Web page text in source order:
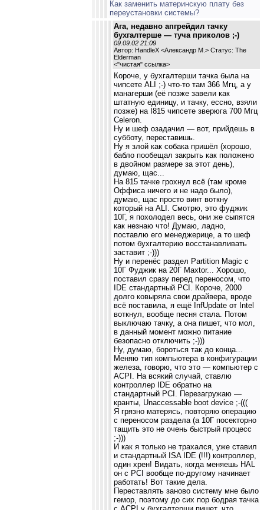
Как заменить материнскую плату без
переустановки системы?
Ага, недавно апгрейдил тачку
бухгалтерше — туча приколов ;-)
09.09.02 21:09
Автор: HandleX <Александр М.> Статус: The
Elderman
<"чистая" ссылка>
Короче, у бухгалтерши тачка была на
чипсете ALI ;-) что-то там 366 Мгц, а у
манагерши (её позже завели как
штатную единицу, и тачку, ессно, взяли
позже) на I815 чипсете зверюга 700 Мгц
Celeron.
Ну и шеф озадачил — вот, прийдешь в
субботу, переставишь.
Ну я злой как собака пришёл (хорошо,
бабло пообещал закрыть как положено
в двойном размере за этот день),
думаю, щас...
На 815 тачке грохнул всё (там кроме
Оффиса ничего и не надо было),
думаю, щас просто винт воткну
который на ALI. Смотрю, это фуджик
10Г, я похолодел весь, они же сыпятся
как незнаю что! Думаю, ладно,
поставлю его менеджерице, а то шеф
потом бухгалтерию восстанавливать
заставит ;-)))
Ну и перенёс раздел Partition Magic с
10Г Фуджик на 20Г Maxtor... Хорошо,
поставил сразу перед переносом, что
IDE стандартный PCI. Короче, 2000
долго ковыряла свои драйвера, вроде
всё поставила, я ещё InfUpdate от Intel
воткнул, вообще песня стала. Потом
выключаю тачку, а она пишет, что мол,
в данный момент можно питание
безопасно отключить ;-)))
Ну, думаю, бороться так до конца...
Меняю тип компьютера в конфигурации
железа, говорю, что это — компьютер с
ACPI. На всякий случай, ставлю
контроллер IDE обратно на
стандартный PCI. Перезагружаю —
кранты, Unaccessable boot device ;-(((
Я грязно матерясь, повторяю операцию
с переносом раздела (а 10Г посекторно
тащить это не очень быстрый процесс
;-)))
И как я только не трахался, уже ставил
и стандартный ISA IDE (!!!) контроллер,
один хрен! Видать, когда меняешь HAL
он с PCI вообще по-другому начинает
работать! Вот такие дела.
Переставлять заново систему мне было
гемор, поэтому до сих пор бодрая тачка